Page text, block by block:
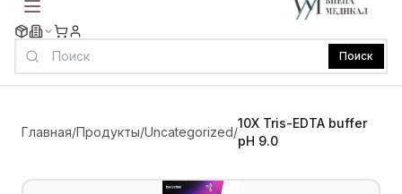
Поиск
Главная/Продукты/Uncategorized/
10X Tris-EDTA buffer
pH 9.0